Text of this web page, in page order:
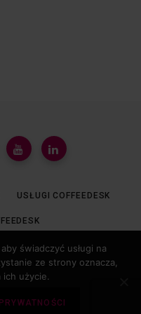
USŁUGI COFFEEDESK
REGISTERED.
świadczyć usługi na
ze strony oznacza,
ich użycie.